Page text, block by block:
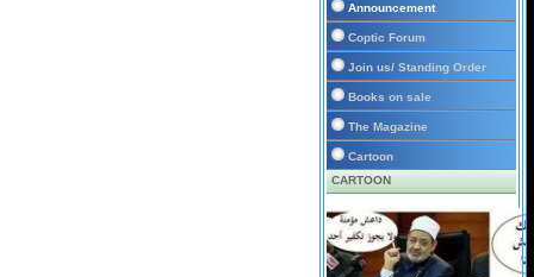
Announcement
Coptic Forum
Join us/ Standing Order
Books on sale
The Magazine
Cartoon
CARTOON